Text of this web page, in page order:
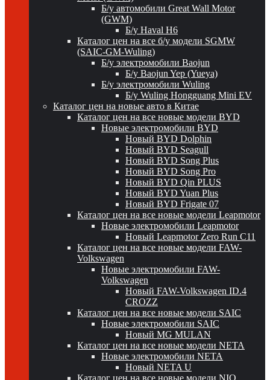
Б/у автомобили Great Wall Motor
(GWM)
Б/у Haval H6
Каталог цен на все б/у модели SGMW
(SAIC-GM-Wuling)
Б/у электромобили Baojun
Б/у Baojun Yep (Yueya)
Б/у электромобили Wuling
Б/у Wuling Hongguang Mini EV
Каталог цен на новые авто в Китае
Каталог цен на все новые модели BYD
Новые электромобили BYD
Новый BYD Dolphin
Новый BYD Seagull
Новый BYD Song Plus
Новый BYD Song Pro
Новый BYD Qin PLUS
Новый BYD Yuan Plus
Новый BYD Frigate 07
Каталог цен на все новые модели Leapmotor
Новые электромобили Leapmotor
Новый Leapmotor Zero Run C11
Каталог цен на все новые модели FAW-
Volkswagen
Новые электромобили FAW-
Volkswagen
Новый FAW-Volkswagen ID.4
CROZZ
Каталог цен на все новые модели SAIC
Новые электромобили SAIC
Новый MG MULAN
Каталог цен на все новые модели NETA
Новые электромобили NETA
Новый NETA U
Каталог цен на все новые модели NIO